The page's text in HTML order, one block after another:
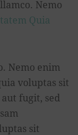
Nemo
Quia
Nemo enim
voluptas sit
fugit, sed
sit